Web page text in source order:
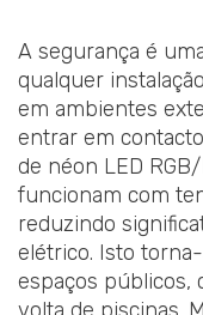
A segurança é
qualquer
em ambientes
entrar em
de néon LED
funcionam com
reduzindo
elétrico. Isto
espaços públicos,